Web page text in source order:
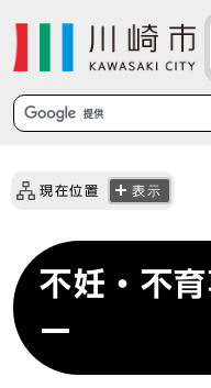
現在位置 表示
不妊・不
ー